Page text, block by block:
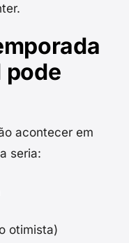
pode
acontecer em
seria:
otimista)